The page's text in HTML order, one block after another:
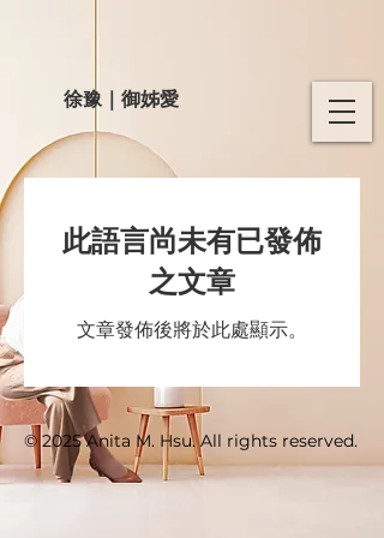
徐豫｜御姊愛
此語言尚未有已發佈
之文章
文章發佈後將於此處顯示。
© 2025 Anita M. Hsu. All rights reserved.